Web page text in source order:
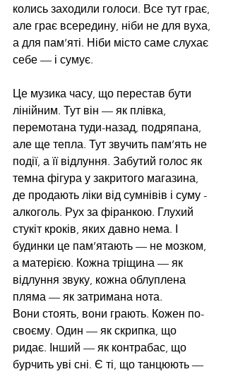
колись заходили голоси. Все тут грає,
але грає всередину, ніби не для вуха,
а для пам’яті. Ніби місто саме слухає
себе — і сумує.
Це музика часу, що перестав бути
лінійним. Тут він — як плівка,
перемотана туди-назад, подряпана,
але ще тепла. Тут звучить пам’ять не
події, а її відлуння. Забутий голос як
темна фігура у закритого магазина,
де продають ліки від сумнівів і суму -
алкоголь. Рух за фіранкою. Глухий
стукіт кроків, яких давно нема. І
будинки це пам’ятають — не мозком,
а матерією. Кожна тріщина — як
відлуння звуку, кожна облуплена
пляма — як затримана нота.
Вони стоять, вони грають. Кожен по-
своєму. Один — як скрипка, що
ридає. Інший — як контрабас, що
бурчить уві сні. Є ті, що танцюють —